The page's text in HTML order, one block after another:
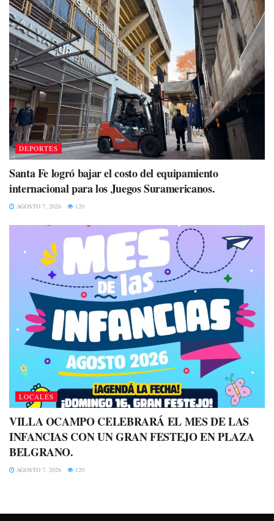
DEPORTES
Santa Fe logró bajar el costo del equipamiento
internacional para los Juegos Suramericanos.
AGOSTO 7, 2026 120
LOCALES
VILLA OCAMPO CELEBRARÁ EL MES DE LAS
INFANCIAS CON UN GRAN FESTEJO EN PLAZA
BELGRANO.
AGOSTO 7, 2026 120